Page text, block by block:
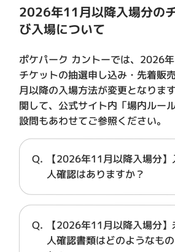
2026年11月以降入場分の
び入場について
ポケパーク カントーでは、2026
チケットの抽選申し込み・先着販
月以降の入場方法が変更となりま
関して、公式サイト内「場内ルー
設問もあわせてご参照ください。
【2026年11月以降入場分
人確認はありますか？
【2026年11月以降入場分
人確認書類はどのようなも